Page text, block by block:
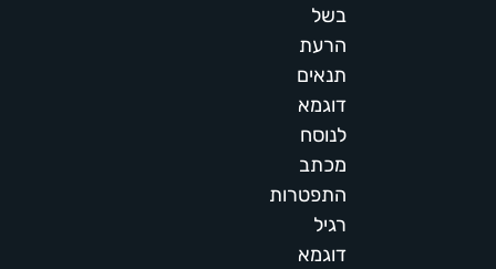
בשל
הרעת
תנאים
דוגמא
לנוסח
מכתב
התפטרות
רגיל
דוגמא